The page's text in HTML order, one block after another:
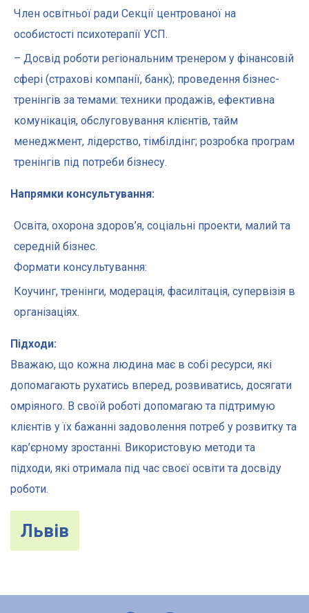
Член освітньої ради Секції центрованої на
особистості психотерапії УСП.
– Досвід роботи регіональним тренером у фінансовій
сфері (страхові компанії, банк); проведення бізнес-
тренінгів за темами: техники продажів, ефективна
комунікація, обслуговування клієнтів, тайм
менеджмент, лідерство, тімбілдінг; розробка програм
тренінгів під потреби бізнесу.
Напрямки консультування:
Освіта, охорона здоров’я, соціальні проекти, малий та
середній бізнес.
Формати консультування:
Коучинг, тренінги, модерація, фасилітація, супервізія в
організаціях.
Підходи:
Вважаю, що кожна людина має в собі ресурси, які
допомагають рухатись вперед, розвиватись, досягати
омріяного. В своїй роботі допомагаю та підтримую
клієнтів у їх бажанні задоволення потреб у розвитку та
кар’єрному зростанні. Використовую методи та
підходи, які отримала під час своєї освіти та досвіду
роботи.
Львів